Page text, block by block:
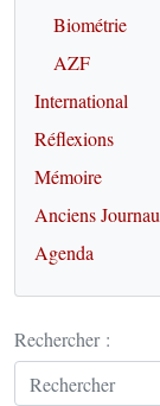
Biométrie
AZF
International
Réflexions
Mémoire
Anciens
Agenda
Rechercher :